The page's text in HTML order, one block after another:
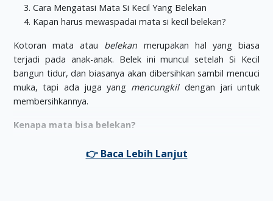
Cara Mengatasi Mata Si Kecil Yang Belekan
Kapan harus mewaspadai mata si kecil belekan?
Kotoran mata atau belekan merupakan hal yang biasa
terjadi pada anak-anak. Belek ini muncul setelah Si Kecil
bangun tidur, dan biasanya akan dibersihkan sambil mencuci
muka, tapi ada juga yang mencungkildengan jari untuk
membersihkannya.
Kenapa mata bisa belekan?
alodokter
, selain untuk melumasi mata, air
mata berfungsi untuk menyaring dan membilas mata agar